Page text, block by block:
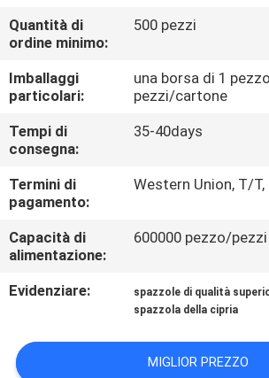
CONTROLLO
DI
QUALITÀ
MAPPA
SITO
PRIVACY
POLICY
Quantità di
ordine minimo:
500 pezzi
Imballaggi
particolari:
una borsa di 1
pezzi/cartone
Tempi di
consegna:
35-40days
Termini di
pagamento:
Western Union, T/T,
Capacità di
alimentazione:
600000 pezzo/
Evidenziare: spazzole di qualità
spazzola della cipria
MIGLIOR PREZZO